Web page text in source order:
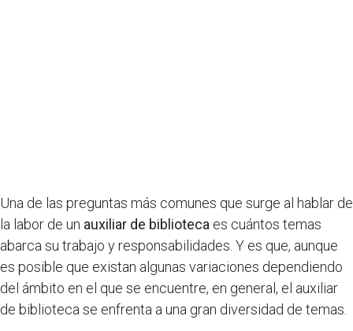
Una de las preguntas más comunes que surge al hablar de
la labor de un auxiliar de biblioteca es cuántos temas
abarca su trabajo y responsabilidades. Y es que, aunque
es posible que existan algunas variaciones dependiendo
del ámbito en el que se encuentre, en general, el auxiliar
de biblioteca se enfrenta a una gran diversidad de temas.